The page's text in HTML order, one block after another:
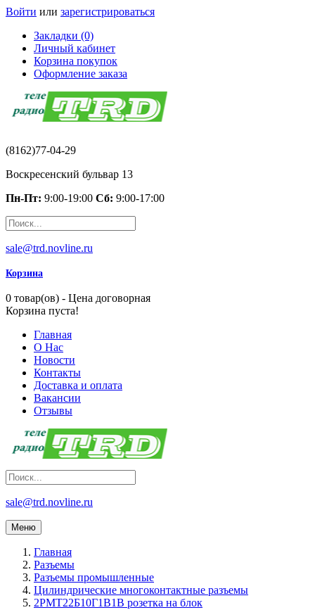
Войти или зарегистрироваться
Закладки (0)
Личный кабинет
Корзина покупок
Оформление заказа
(8162)77-04-29
Воскресенский бульвар 13
Пн-Пт: 9:00-19:00 Сб: 9:00-17:00
sale@trd.novline.ru
Корзина
0 товар(ов) - Цена договорная
Корзина пуста!
Главная
О Нас
Новости
Контакты
Доставка и оплата
Вакансии
Отзывы
sale@trd.novline.ru
Меню
Главная
Разъемы
Разъемы промышленные
Цилиндрические многоконтактные разъемы
2РМТ22Б10Г1В1В розетка на блок